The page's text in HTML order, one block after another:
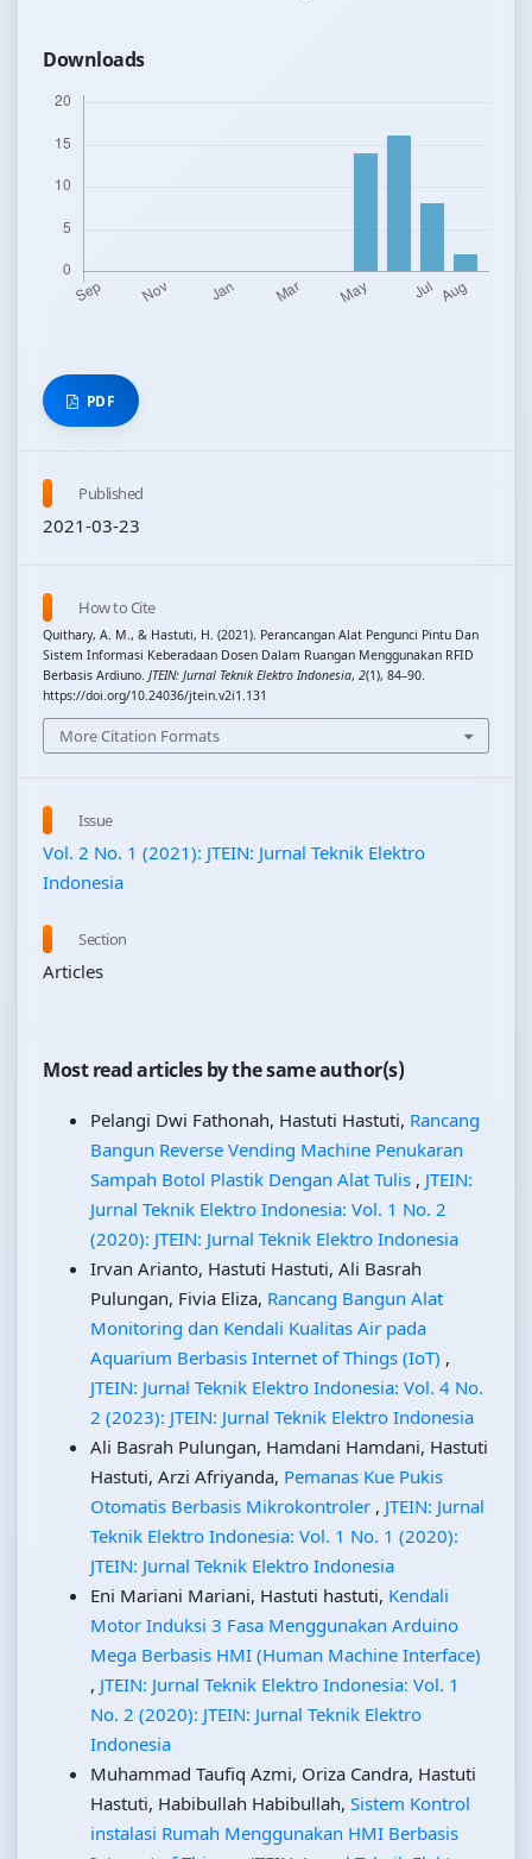
Downloads
PDF
Published
2021-03-23
How to Cite
Quithary, A. M., & Hastuti, H. (2021). Perancangan Alat Pengunci Pintu Dan
Sistem Informasi Keberadaan Dosen Dalam Ruangan Menggunakan RFID
Berbasis Ardiuno. JTEIN: Jurnal Teknik Elektro Indonesia, 2(1), 84–90.
https://doi.org/10.24036/jtein.v2i1.131
More Citation Formats
Issue
Vol. 2 No. 1 (2021): JTEIN: Jurnal Teknik Elektro
Indonesia
Section
Articles
Most read articles by the same author(s)
Pelangi Dwi Fathonah, Hastuti Hastuti, Rancang
Bangun Reverse Vending Machine Penukaran
Sampah Botol Plastik Dengan Alat Tulis , JTEIN:
Jurnal Teknik Elektro Indonesia: Vol. 1 No. 2
(2020): JTEIN: Jurnal Teknik Elektro Indonesia
Irvan Arianto, Hastuti Hastuti, Ali Basrah
Pulungan, Fivia Eliza, Rancang Bangun Alat
Monitoring dan Kendali Kualitas Air pada
Aquarium Berbasis Internet of Things (IoT) ,
JTEIN: Jurnal Teknik Elektro Indonesia: Vol. 4 No.
2 (2023): JTEIN: Jurnal Teknik Elektro Indonesia
Ali Basrah Pulungan, Hamdani Hamdani, Hastuti
Hastuti, Arzi Afriyanda, Pemanas Kue Pukis
Otomatis Berbasis Mikrokontroler , JTEIN: Jurnal
Teknik Elektro Indonesia: Vol. 1 No. 1 (2020):
JTEIN: Jurnal Teknik Elektro Indonesia
Eni Mariani Mariani, Hastuti hastuti, Kendali
Motor Induksi 3 Fasa Menggunakan Arduino
Mega Berbasis HMI (Human Machine Interface)
, JTEIN: Jurnal Teknik Elektro Indonesia: Vol. 1
No. 2 (2020): JTEIN: Jurnal Teknik Elektro
Indonesia
Muhammad Taufiq Azmi, Oriza Candra, Hastuti
Hastuti, Habibullah Habibullah, Sistem Kontrol
instalasi Rumah Menggunakan HMI Berbasis